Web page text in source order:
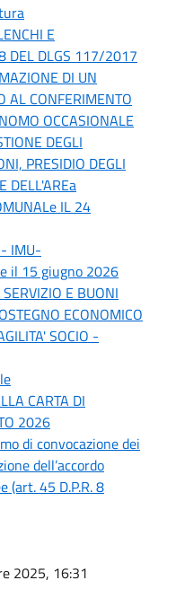
E
DEL DLGS 117/2017
DI UN
AL CONFERIMENTO
OCCASIONALE
DEGLI
PRESIDIO DEGLI
DELL'AREa
IL 24
- IMU-
il 15 giugno 2026
E BUONI
ECONOMICO
SOCIO -
CARTA DI
2026
di convocazione dei
dell’accordo
(art. 45 D.P.R. 8
2025, 16:31